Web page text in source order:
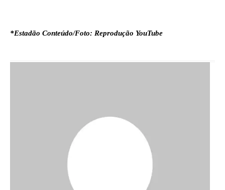
*Estadão Conteúdo/Foto: Reprodução YouTube